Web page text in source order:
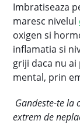
Imbratiseaza
maresc nivelul
oxigen si
inflamatia si
griji daca nu
mental, prin
Gandeste-te la
extrem de